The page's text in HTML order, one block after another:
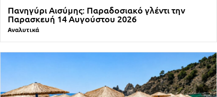
Πανηγύρι Αισύμης: Παραδοσιακό γλέντι την
Παρασκευή 14 Αυγούστου 2026
Αναλυτικά